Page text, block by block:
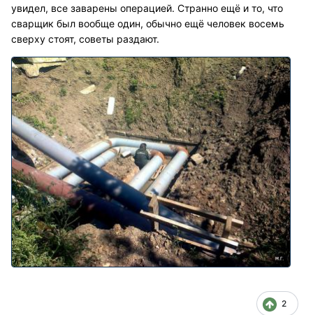
увидел, все заварены операцией. Странно ещё и то, что
сварщик был вообще один, обычно ещё человек восемь
сверху стоят, советы раздают.
2